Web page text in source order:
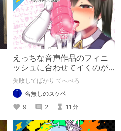
えっちな音声作品のフィニ
ッシュに合わせてイくのが
下手すぎる【失敗した話】
失敗してばかり てへぺろ
名無しのスケベ
9
2 11 分